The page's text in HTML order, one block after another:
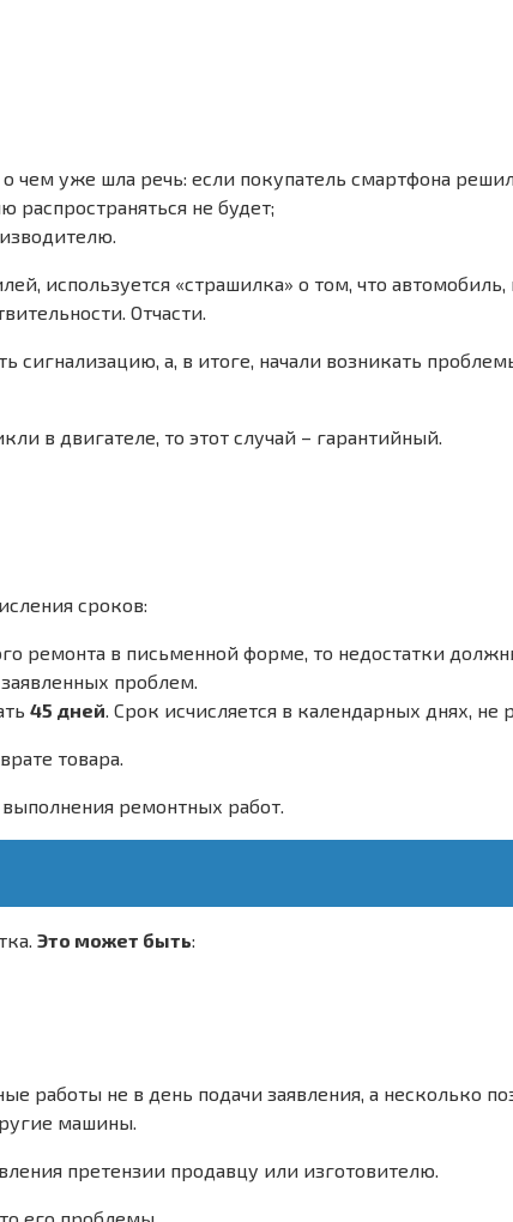
о чем уже шла речь: если покупатель смартфона
распространяться не будет;
используется «страшилка» о том, что
Отчасти.
а, в итоге, начали возникать
в двигателе, то этот случай – гарантийный.
сроков:
ремонта в письменной форме, то недостатки
проблем.
45 дней. Срок исчисляется в календарных днях, не
товара.
ремонтных работ.
Это может быть:
работы не в день подачи заявления, а несколько
машины.
претензии продавцу или изготовителю.